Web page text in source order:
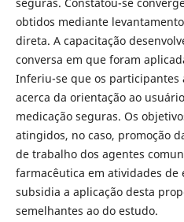
seguras. Constatou-se
obtidos mediante
direta. A capacitação
conversa em que foram
Inferiu-se que os participantes
acerca da orientação ao
medicação seguras. Os
atingidos, no caso, promoção
de trabalho dos agentes
farmacêutica em atividades de
subsidia a aplicação desta
semelhantes ao do estudo.